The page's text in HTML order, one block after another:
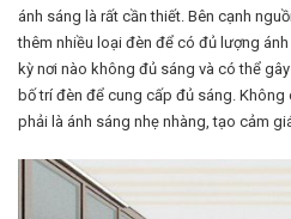
ánh sáng là rất cần thiết. Bên cạnh
thêm nhiều loại đèn để có đủ lượng
kỳ nơi nào không đủ sáng và có thể
bố trí đèn để cung cấp đủ sáng. Không
phải là ánh sáng nhẹ nhàng, tạo cảm